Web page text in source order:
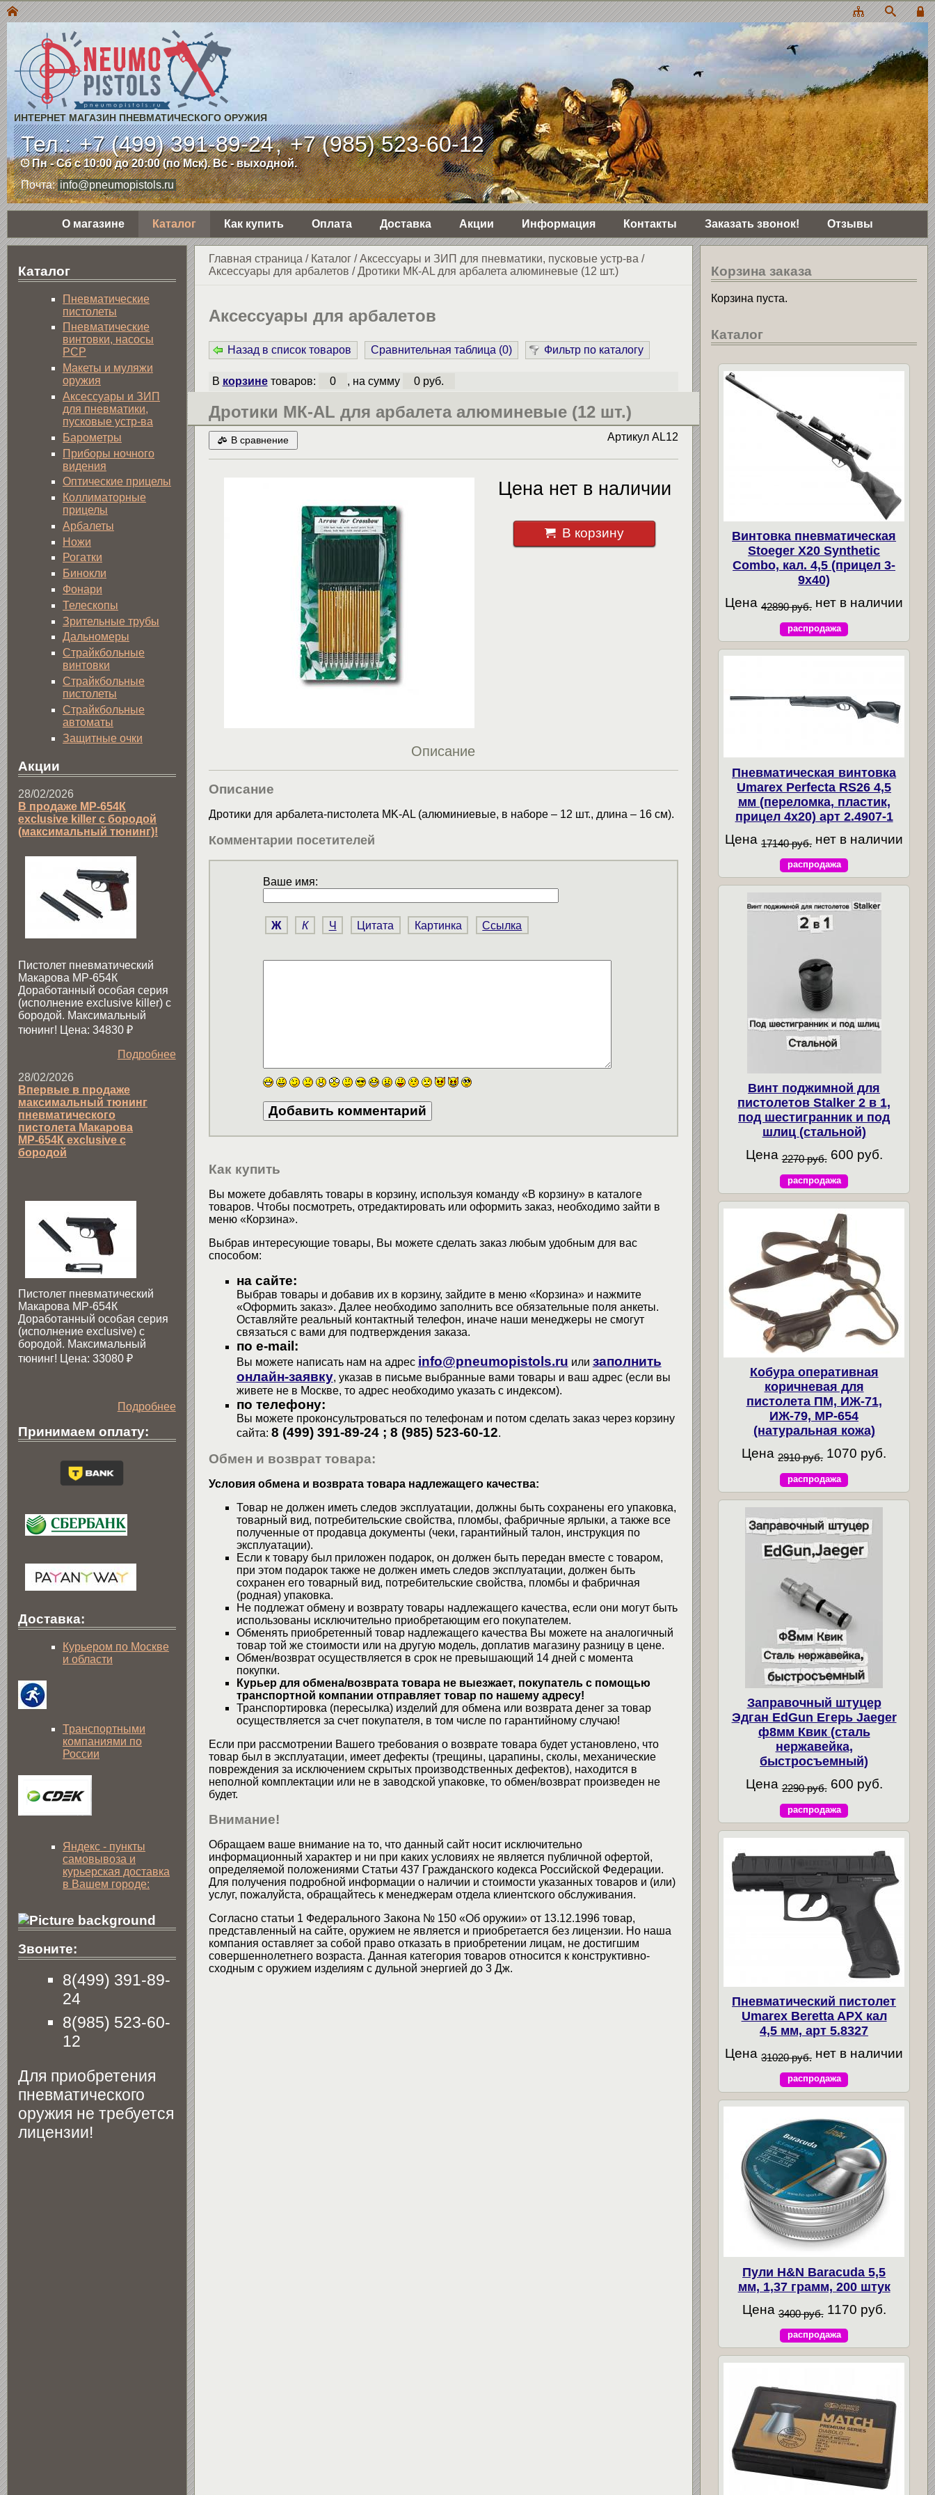
ИНТЕРНЕТ МАГАЗИН ПНЕВМАТИЧЕСКОГО ОРУЖИЯ
Тел.:+7 (499) 391-89-24,+7 (985) 523-60-12
Пн - Сб с 10:00 до 20:00 (по Мск). Вс - выходной.
Почта: info@pneumopistols.ru
О магазине Каталог Как купить Оплата Доставка Акции Информация Контакты Заказать звонок! Отзывы
Главная страница / Каталог/Аксессуары и ЗИП для пневматики, пусковые устр-ва /
Аксессуары для арбалетов /Дротики МК-AL для арбалета алюминевые (12 шт.)
Аксессуары для арбалетов
Назад в список товаров Сравнительная таблица (0) Фильтр по каталогу
В корзинетоваров: 0 , на сумму 0 руб.
Дротики МК-AL для арбалета алюминевые (12 шт.)
В сравнение АртикулAL12
Цена нет в наличии
В корзину
Описание
Описание
Дротики для арбалета-пистолета MK-AL (алюминиевые, в наборе – 12 шт., длина – 16 см).
Комментарии посетителей
Ваше имя:
Ж К Ч Цитата Картинка Ссылка
Как купить
Вы можете добавлять товары в корзину, используя команду «В корзину» в каталоге
товаров. Чтобы посмотреть, отредактировать или оформить заказ, необходимо зайти в
меню «Корзина».
Выбрав интересующие товары, Вы можете сделать заказ любым удобным для вас
способом:
на сайте:
Выбрав товары и добавив их в корзину, зайдите в меню «Корзина» и нажмите
«Оформить заказ». Далее необходимо заполнить все обязательные поля анкеты.
Оставляйте реальный контактный телефон, иначе наши менеджеры не смогут
связаться с вами для подтверждения заказа.
по e-mail:
Вы можете написать нам на адрес info@pneumopistols.ru или заполнить
онлайн-заявку, указав в письме выбранные вами товары и ваш адрес (если вы
живете не в Москве, то адрес необходимо указать с индексом).
по телефону:
Вы можете проконсультроваться по телефонам и потом сделать заказ через корзину
сайта: 8 (499) 391-89-24 ; 8 (985) 523-60-12.
Обмен и возврат товара:
Условия обмена и возврата товара надлежащего качества:
Товар не должен иметь следов эксплуатации, должны быть сохранены его упаковка,
товарный вид, потребительские свойства, пломбы, фабричные ярлыки, а также все
полученные от продавца документы (чеки, гарантийный талон, инструкция по
эксплуатации).
Если к товару был приложен подарок, он должен быть передан вместе с товаром,
при этом подарок также не должен иметь следов эксплуатации, должен быть
сохранен его товарный вид, потребительские свойства, пломбы и фабричная
(родная) упаковка.
Не подлежат обмену и возврату товары надлежащего качества, если они могут быть
использованы исключительно приобретающим его покупателем.
Обменять приобретенный товар надлежащего качества Вы можете на аналогичный
товар той же стоимости или на другую модель, доплатив магазину разницу в цене.
Обмен/возврат осуществляется в срок не превышающий 14 дней с момента
покупки.
Курьер для обмена/возврата товара не выезжает, покупатель с помощью
транспортной компании отправляет товар по нашему адресу!
Транспортировка (пересылка) изделий для обмена или возврата денег за товар
осуществляется за счет покупателя, в том числе по гарантийному случаю!
Если при рассмотрении Вашего требования о возврате товара будет установлено, что
товар был в эксплуатации, имеет дефекты (трещины, царапины, сколы, механические
повреждения за исключением скрытых производственных дефектов), находится в
неполной комплектации или не в заводской упаковке, то обмен/возврат произведен не
будет.
Внимание!
Обращаем ваше внимание на то, что данный сайт носит исключительно
информационный характер и ни при каких условиях не является публичной офертой,
определяемой положениями Статьи 437 Гражданского кодекса Российской Федерации.
Для получения подробной информации о наличии и стоимости указанных товаров и (или)
услуг, пожалуйста, обращайтесь к менеджерам отдела клиентского обслуживания.
Согласно статьи 1 Федерального Закона № 150 «Об оружии» от 13.12.1996 товар,
представленный на сайте, оружием не является и приобретается без лицензии. Но наша
компания оставляет за собой право отказать в приобретении лицам, не достигшим
совершеннолетнего возраста. Данная категория товаров относится к конструктивно-
сходным с оружием изделиям с дульной энергией до 3 Дж.
Каталог
Пнев­ма­ти­чес­кие
пистолеты
Пневматические
винтовки, насосы
PCP
Макеты и муляжи
оружия
Аксессуары и ЗИП
для пневматики,
пусковые устр-ва
Барометры
Приборы ночного
видения
Оптические прицелы
Коллиматорные
прицелы
Арбалеты
Ножи
Рогатки
Бинокли
Фонари
Телескопы
Зрительные трубы
Дальномеры
Страйкбольные
винтовки
Страйкбольные
пистолеты
Страйкбольные
автоматы
Защитные очки
Акции
28/02/2026
В продаже МР-654К
exclusive killer с бородой
(максимальный тюнинг)!
Пистолет пневматический
Макарова МР-654К
Доработанный особая серия
(исполнение exclusive killer) с
бородой. Максимальный
тюнинг! Цена: 34830 ₽
Подробнее
28/02/2026
Впервые в продаже
максимальный тюнинг
пневматического
пистолета Макарова
МР-654К exclusive с
бородой
Пистолет пневматический
Макарова МР-654К
Доработанный особая серия
(исполнение exclusive) c
бородой. Максимальный
тюнинг! Цена: 33080 ₽
Подробнее
Принимаем оплату:
Доставка:
Курьером по Москве
и области
Транспортными
компаниями по
России
Яндекс - пункты
самовывоза и
курьерская доставка
в Вашем городе:
Звоните:
8(499) 391-89-
24
8(985) 523-60-
12
Для приобретения
пневматического
оружия не требуется
лицензии!
Корзина заказа
Корзина пуста.
Каталог
Винтовка пневматическая
Stoeger X20 Synthetic
Combo, кал. 4,5 (прицел 3-
9х40)
Цена 42890 руб. нет в наличии
распродажа
Пневматическая винтовка
Umarex Perfecta RS26 4,5
мм (переломка, пластик,
прицел 4x20) арт 2.4907-1
Цена 17140 руб. нет в наличии
распродажа
Винт поджимной для
пистолетов Stalker 2 в 1,
под шестигранник и под
шлиц (стальной)
Цена 2270 руб. 600 руб.
распродажа
Кобура оперативная
коричневая для
пистолета ПМ, ИЖ-71,
ИЖ-79, МР-654
(натуральная кожа)
Цена 2910 руб. 1070 руб.
распродажа
Заправочный штуцер
Эдган EdGun Егерь Jaeger
ф8мм Квик (сталь
нержавейка,
быстросъемный)
Цена 2290 руб. 600 руб.
распродажа
Пневматический пистолет
Umarex Beretta APX кал
4,5 мм, арт 5.8327
Цена31020 руб. нет в наличии
распродажа
Пули H&N Baracuda 5,5
мм, 1,37 грамм, 200 штук
Цена 3400 руб. 1170 руб.
распродажа